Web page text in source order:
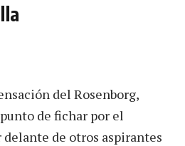
del Rosenborg,
de fichar por el
de otros aspirantes